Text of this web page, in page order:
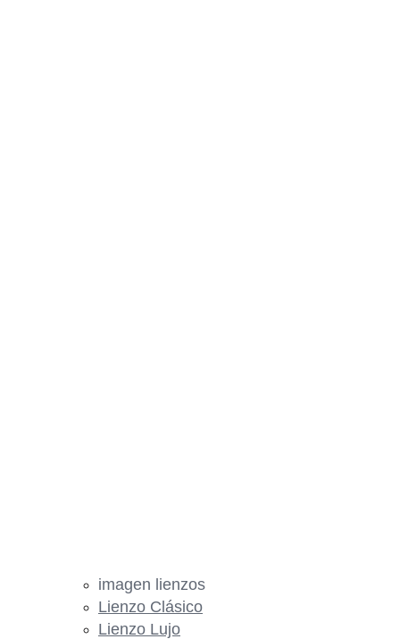
imagen lienzos
Lienzo Clásico
Lienzo Lujo